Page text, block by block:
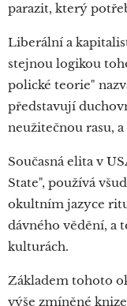
parazit, který
Liberální a
stejnou logikou
polické teorie"
představují
neužitečnou rasu,
Současná elita v
State", používá
okultním jazyce
dávného vědění, a
kulturách.
Základem tohoto
výše zmíněné